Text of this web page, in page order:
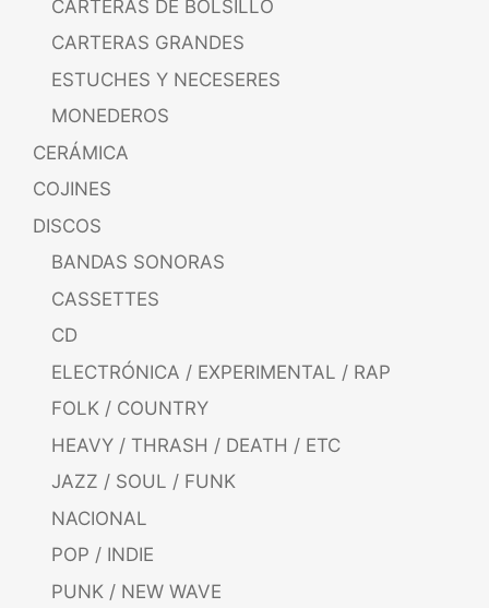
CARTERAS DE BOLSILLO
CARTERAS GRANDES
ESTUCHES Y NECESERES
MONEDEROS
CERÁMICA
COJINES
DISCOS
BANDAS SONORAS
CASSETTES
CD
ELECTRÓNICA / EXPERIMENTAL / RAP
FOLK / COUNTRY
HEAVY / THRASH / DEATH / ETC
JAZZ / SOUL / FUNK
NACIONAL
POP / INDIE
PUNK / NEW WAVE